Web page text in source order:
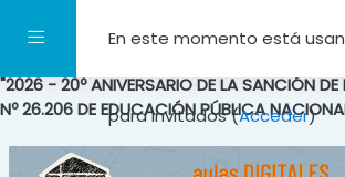
Panel lateralEn este momento está
para invitados (Acceder)
"2026 - 20º ANIVERSARIO DE LA SANCIÓN DE
Nº 26.206 DE EDUCACIÓN PÚBLICA